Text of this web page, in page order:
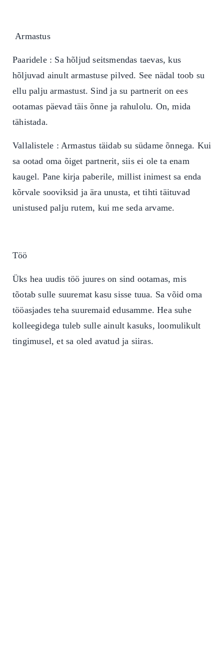
Armastus
Paaridele : Sa hõljud seitsmendas taevas, kus
hõljuvad ainult armastuse pilved. See nädal toob su
ellu palju armastust. Sind ja su partnerit on ees
ootamas päevad täis õnne ja rahulolu. On, mida
tähistada.
Vallalistele : Armastus täidab su südame õnnega. Kui
sa ootad oma õiget partnerit, siis ei ole ta enam
kaugel. Pane kirja paberile, millist inimest sa enda
kõrvale sooviksid ja ära unusta, et tihti täituvad
unistused palju rutem, kui me seda arvame.
Töö
Üks hea uudis töö juures on sind ootamas, mis
tõotab sulle suuremat kasu sisse tuua. Sa võid oma
tööasjades teha suuremaid edusamme. Hea suhe
kolleegidega tuleb sulle ainult kasuks, loomulikult
tingimusel, et sa oled avatud ja siiras.